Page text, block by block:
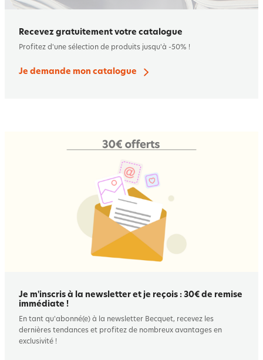
Recevez gratuitement votre catalogue
Profitez d'une sélection de produits jusqu'à -50% !
Je demande mon catalogue
Je m'inscris à la newsletter et je reçois : 30€ de remise
immédiate !
En tant qu'abonné(e) à la newsletter Becquet, recevez les
dernières tendances et profitez de nombreux avantages en
exclusivité !